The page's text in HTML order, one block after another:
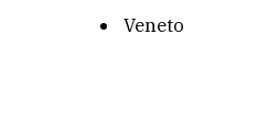
Veneto